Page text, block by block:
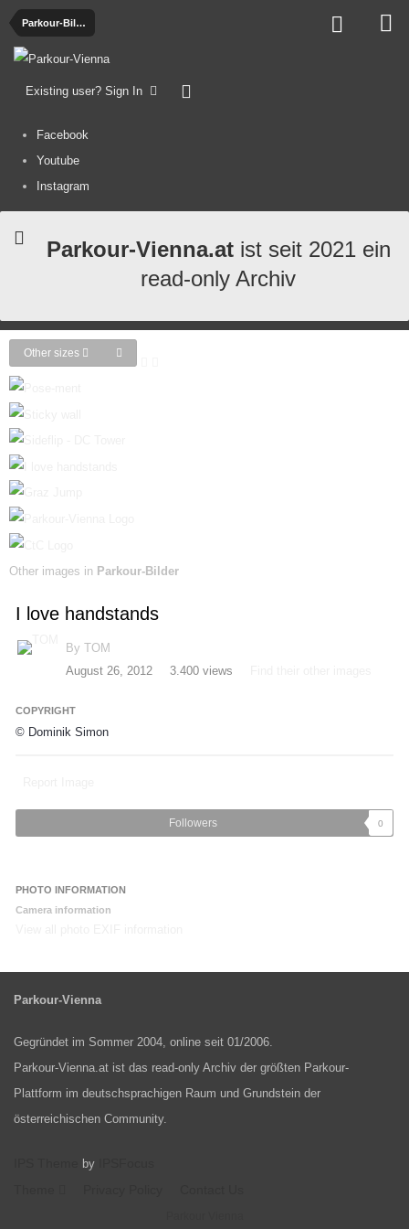
Parkour-Bilder
Existing user? Sign In
Facebook
Youtube
Instagram
Parkour-Vienna.atist seit 2021 ein
read-only Archiv
Other sizes
Other images in Parkour-Bilder
I love handstands
By TOM
August 26, 2012
3.400 views
COPYRIGHT
© Dominik Simon
Followers 0
PHOTO INFORMATION
Camera information
Parkour-Vienna
Gegründet im Sommer 2004, online seit 01/2006.
Parkour-Vienna.at ist das read-only Archiv der größten Parkour-
Plattform im deutschsprachigen Raum und Grundstein der
österreichischen Community.
by